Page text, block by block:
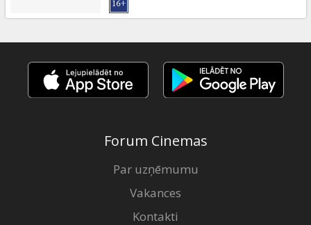
Forum Cinemas
Par uzņēmumu
Vakances
Kontakti